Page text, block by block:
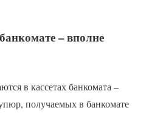
– вполне
в кассетах банкомата –
получаемых в банкомате